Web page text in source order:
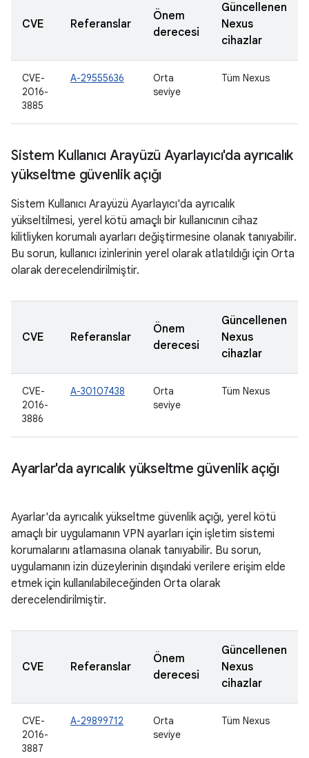
CVE Referanslar
Önem
derecesi
Güncellenen
Nexus
cihazlar
CVE-
2016-
3885
A-29555636
Orta
seviye
Tüm Nexus
Sistem Kullanıcı Arayüzü Ayarlayıcı'da ayrıcalık
yükseltme güvenlik açığı
Sistem Kullanıcı Arayüzü Ayarlayıcı'da ayrıcalık
yükseltilmesi, yerel kötü amaçlı bir kullanıcının cihaz
kilitliyken korumalı ayarları değiştirmesine olanak tanıyabilir.
Bu sorun, kullanıcı izinlerinin yerel olarak atlatıldığı için Orta
olarak derecelendirilmiştir.
CVE Referanslar
Önem
derecesi
Güncellenen
Nexus
cihazlar
CVE-
2016-
3886
A-30107438
Orta
seviye
Tüm Nexus
Ayarlar'da ayrıcalık yükseltme güvenlik açığı
Ayarlar'da ayrıcalık yükseltme güvenlik açığı, yerel kötü
amaçlı bir uygulamanın VPN ayarları için işletim sistemi
korumalarını atlamasına olanak tanıyabilir. Bu sorun,
uygulamanın izin düzeylerinin dışındaki verilere erişim elde
etmek için kullanılabileceğinden Orta olarak
derecelendirilmiştir.
CVE Referanslar
Önem
derecesi
Güncellenen
Nexus
cihazlar
CVE-
2016-
3887
A-29899712
Orta
seviye
Tüm Nexus